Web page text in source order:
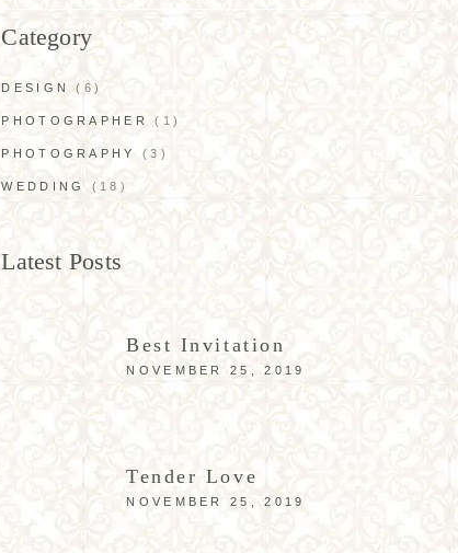
Category
DESIGN (6)
PHOTOGRAPHER (1)
PHOTOGRAPHY (3)
WEDDING (18)
Latest Posts
Best Invitation
NOVEMBER 25, 2019
Tender Love
NOVEMBER 25, 2019